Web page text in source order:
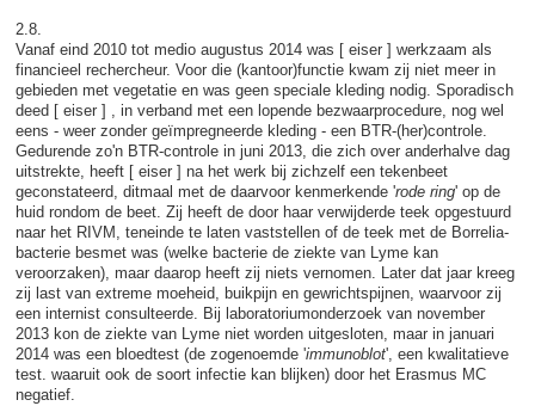
2.8.
Vanaf eind 2010 tot medio augustus 2014 was [ eiser ] werkzaam als
financieel rechercheur. Voor die (kantoor)functie kwam zij niet meer in
gebieden met vegetatie en was geen speciale kleding nodig. Sporadisch
deed [ eiser ] , in verband met een lopende bezwaarprocedure, nog wel
eens - weer zonder geïmpregneerde kleding - een BTR-(her)controle.
Gedurende zo'n BTR-controle in juni 2013, die zich over anderhalve dag
uitstrekte, heeft [ eiser ] na het werk bij zichzelf een tekenbeet
geconstateerd, ditmaal met de daarvoor kenmerkende 'rode ring' op de
huid rondom de beet. Zij heeft de door haar verwijderde teek opgestuurd
naar het RIVM, teneinde te laten vaststellen of de teek met de Borrelia-
bacterie besmet was (welke bacterie de ziekte van Lyme kan
veroorzaken), maar daarop heeft zij niets vernomen. Later dat jaar kreeg
zij last van extreme moeheid, buikpijn en gewrichtspijnen, waarvoor zij
een internist consulteerde. Bij laboratoriumonderzoek van november
2013 kon de ziekte van Lyme niet worden uitgesloten, maar in januari
2014 was een bloedtest (de zogenoemde 'immunoblot', een kwalitatieve
test. waaruit ook de soort infectie kan blijken) door het Erasmus MC
negatief.